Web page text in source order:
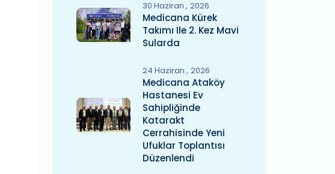
30 Haziran 2026
Medicana Kürek
Takımı Ile 2. Kez Mavi
Sularda
24 Haziran 2026
Medicana Ataköy
Hastanesi Ev
Sahipliğinde
Katarakt
Cerrahisinde Yeni
Ufuklar Toplantısı
Düzenlendi